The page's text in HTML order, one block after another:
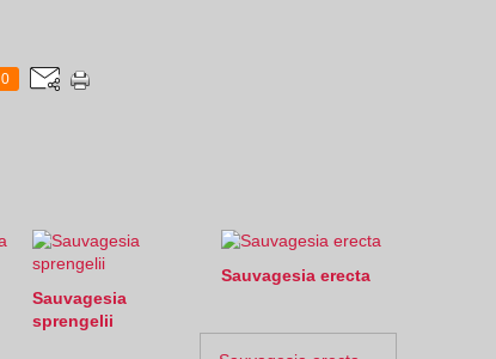
0
Sauvagesia
sprengelii
Sauvagesia erecta